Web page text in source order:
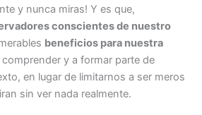
y nunca miras! Y es que,
conscientes de nuestro
beneficios para nuestra
comprender y a formar parte de
en lugar de limitarnos a ser meros
sin ver nada realmente.